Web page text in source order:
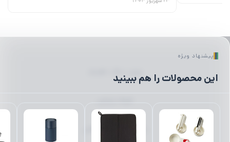
پیشنهاد ویژه
این محصولات را هم ببینید